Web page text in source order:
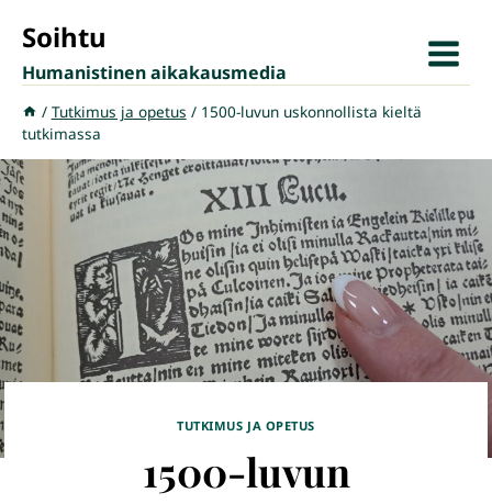
sisältöön
Soihtu
Humanistinen aikakausmedia
/ Tutkimus ja opetus / 1500-luvun uskonnollista kieltä
tutkimassa
TUTKIMUS JA OPETUS
1500-luvun